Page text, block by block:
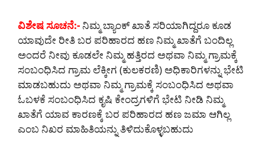
ವಿಶೇಷ ಸೂಚನೆ:-ನಿಮ್ಮ ಬ್ಯಾಂಕ್ ಖಾತೆ ಸರಿಯಾಗಿದ್ದರೂ ಕೂಡ
ಯಾವುದೇ ರೀತಿ ಬರ ಪರಿಹಾರದ ಹಣ ನಿಮ್ಮ ಖಾತೆಗೆ ಬಂದಿಲ್ಲ
ಅಂದರೆ ನೀವು ಕೂಡಲೇ ನಿಮ್ಮ ಹತ್ತಿರದ ಅಥವಾ ನಿಮ್ಮ ಗ್ರಾಮಕ್ಕೆ
ಸಂಬಂಧಿಸಿದ ಗ್ರಾಮ ಲೆಕ್ಕೀಗ (ಕುಲಕರಣಿ) ಅಧಿಕಾರಿಗಳನ್ನು ಭೇಟಿ
ಮಾಡಬಹುದು ಅಥವಾ ನಿಮ್ಮ ಗ್ರಾಮಕ್ಕೆ ಸಂಬಂಧಿಸಿದ ಅಥವಾ
ಓಬಳಕೆ ಸಂಬಂಧಿಸಿದ ಕೃಷಿ ಕೇಂದ್ರಗಳಿಗೆ ಭೇಟಿ ನೀಡಿ ನಿಮ್ಮ
ಖಾತೆಗೆ ಯಾವ ಕಾರಣಕ್ಕೆ ಬರ ಪರಿಹಾರದ ಹಣ ಜಮಾ ಆಗಿಲ್ಲ
ಎಂಬ ನಿಖರ ಮಾಹಿತಿಯನ್ನು ತಿಳಿದುಕೊಳ್ಳಬಹುದು